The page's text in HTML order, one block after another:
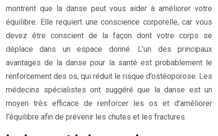
montrent que la danse peut vous aider à améliorer votre
équilibre. Elle requiert une conscience corporelle, car vous
devez être conscient de la façon dont votre corps se
déplace dans un espace donné. L’un des principaux
avantages de la danse pour la santé est probablement le
renforcement des os, qui réduit le risque d’ostéoporose. Les
médecins spécialistes ont suggéré que la danse est un
moyen très efficace de renforcer les os et d’améliorer
l’équilibre afin de prévenir les chutes et les fractures.